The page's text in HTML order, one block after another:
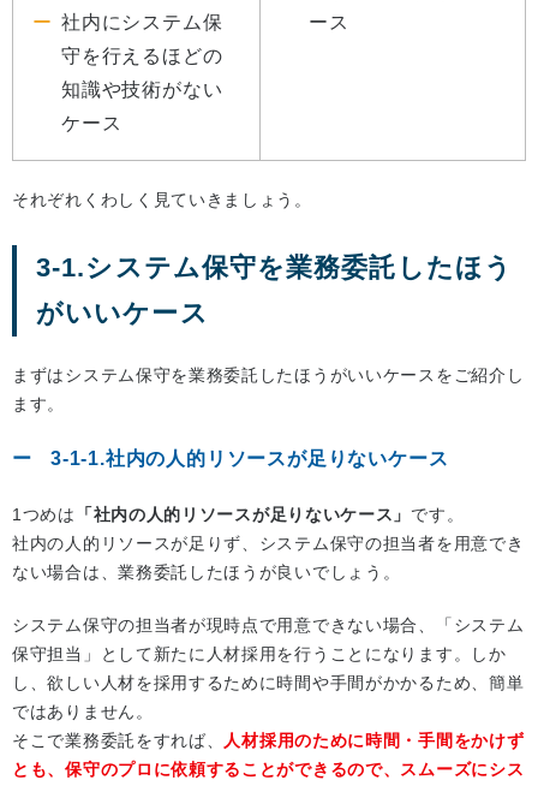
社内にシステム保
守を行えるほどの
知識や技術がない
ケース
ース
それぞれくわしく見ていきましょう。
3-1.システム保守を業務委託したほう
がいいケース
まずはシステム保守を業務委託したほうがいいケースをご紹介し
ます。
3-1-1.社内の人的リソースが足りないケース
1つめは 「社内の人的リソースが足りないケース」 です。
社内の人的リソースが足りず、システム保守の担当者を用意でき
ない場合は、業務委託したほうが良いでしょう。
システム保守の担当者が現時点で用意できない場合、「システム
保守担当」として新たに人材採用を行うことになります。しか
し、欲しい人材を採用するために時間や手間がかかるため、簡単
ではありません。
そこで業務委託をすれば、
人材採用のために時間・手間をかけず
とも、保守のプロに依頼することができるので、スムーズにシス